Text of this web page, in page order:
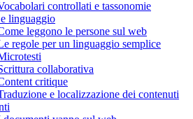
controllati e tassonomie
linguaggio
leggono le persone sul web
regole per un linguaggio semplice
collaborativa
critique
e localizzazione dei contenuti